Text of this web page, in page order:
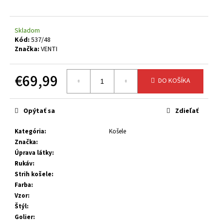
Skladom
Kód: 537/48
Značka: VENTI
€69,99
cena:
DO KOŠÍKA
Kategória:
Košele
Značka:
Úprava látky:
Rukáv:
Strih košele:
Farba:
Vzor:
Štýl:
Golier:
Opýtať sa Zdieľať
ú
m